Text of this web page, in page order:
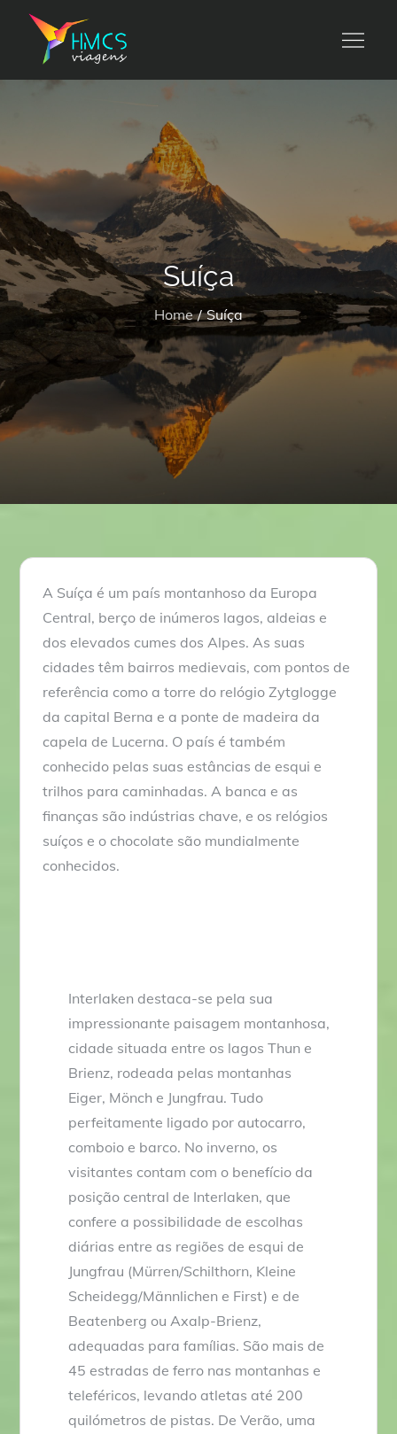
content
Suíça
Home Suíça
A Suíça é um país montanhoso da Europa
Central, berço de inúmeros lagos, aldeias e
dos elevados cumes dos Alpes. As suas
cidades têm bairros medievais, com pontos de
referência como a torre do relógio Zytglogge
da capital Berna e a ponte de madeira da
capela de Lucerna. O país é também
conhecido pelas suas estâncias de esqui e
trilhos para caminhadas. A banca e as
finanças são indústrias chave, e os relógios
suíços e o chocolate são mundialmente
conhecidos.
Interlaken destaca-se pela sua
impressionante paisagem montanhosa,
cidade situada entre os lagos Thun e
Brienz, rodeada pelas montanhas
Eiger, Mönch e Jungfrau. Tudo
perfeitamente ligado por autocarro,
comboio e barco. No inverno, os
visitantes contam com o benefício da
posição central de Interlaken, que
confere a possibilidade de escolhas
diárias entre as regiões de esqui de
Jungfrau (Mürren/Schilthorn, Kleine
Scheidegg/Männlichen e First) e de
Beatenberg ou Axalp-Brienz,
adequadas para famílias. São mais de
45 estradas de ferro nas montanhas e
teleféricos, levando atletas até 200
quilómetros de pistas. De Verão, uma